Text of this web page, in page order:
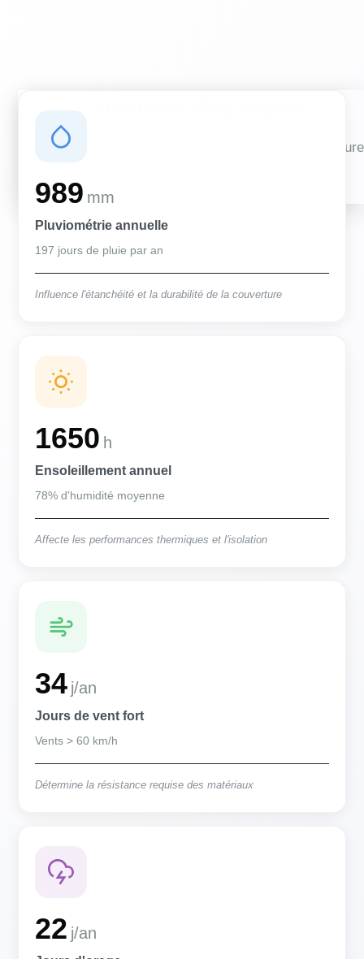
Des conditions qui influencent vos travaux de couverture
989 mm
Pluviométrie annuelle
197 jours de pluie par an
Influence l'étanchéité et la durabilité de la couverture
1650 h
Ensoleillement annuel
78% d'humidité moyenne
Affecte les performances thermiques et l'isolation
34 j/an
Jours de vent fort
Vents > 60 km/h
Détermine la résistance requise des matériaux
22 j/an